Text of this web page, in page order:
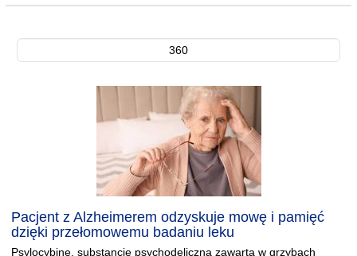
360
Pacjent z Alzheimerem odzyskuje mowę i pamięć
dzięki przełomowemu badaniu leku
Psylocybinę, substancję psychodeliczną zawartą w grzybach